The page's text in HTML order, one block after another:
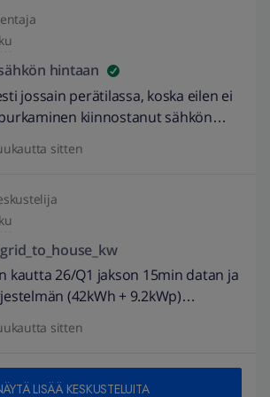
hintaan
jossain perätilassa, koska eilen ei
kiinnostanut sähkön
Aurinkosähköä tippa ladattiin,
purku on koko ajan 0,1 kW.
tullen vilkaista? Kaikki bootattiin
sitten
kautta 26/Q1 jakson 15min datan ja
(42kWh + 9.2kWp)
ihan kohtuullinen. Akkujen
välillä 17C ... 29C.Kulutus
herätti jakson grid_to_house_kw:
sitten
LISÄÄ KESKUSTELUITA